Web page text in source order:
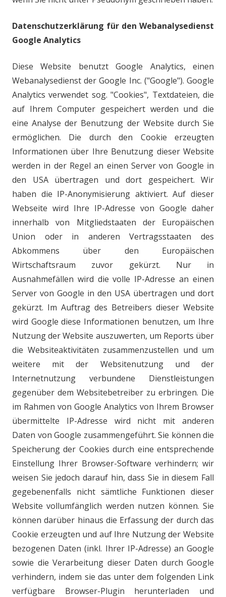
Datenschutzerklärung für den Webanalysedienst
Google Analytics
Diese Website benutzt Google Analytics, einen
Webanalysedienst der Google Inc. ("Google"). Google
Analytics verwendet sog. "Cookies", Textdateien, die
auf Ihrem Computer gespeichert werden und die
eine Analyse der Benutzung der Website durch Sie
ermöglichen. Die durch den Cookie erzeugten
Informationen über Ihre Benutzung dieser Website
werden in der Regel an einen Server von Google in
den USA übertragen und dort gespeichert. Wir
haben die IP-Anonymisierung aktiviert. Auf dieser
Webseite wird Ihre IP-Adresse von Google daher
innerhalb von Mitgliedstaaten der Europäischen
Union oder in anderen Vertragsstaaten des
Abkommens über den Europäischen
Wirtschaftsraum zuvor gekürzt. Nur in
Ausnahmefällen wird die volle IP-Adresse an einen
Server von Google in den USA übertragen und dort
gekürzt. Im Auftrag des Betreibers dieser Website
wird Google diese Informationen benutzen, um Ihre
Nutzung der Website auszuwerten, um Reports über
die Websiteaktivitäten zusammenzustellen und um
weitere mit der Websitenutzung und der
Internetnutzung verbundene Dienstleistungen
gegenüber dem Websitebetreiber zu erbringen. Die
im Rahmen von Google Analytics von Ihrem Browser
übermittelte IP-Adresse wird nicht mit anderen
Daten von Google zusammengeführt. Sie können die
Speicherung der Cookies durch eine entsprechende
Einstellung Ihrer Browser-Software verhindern; wir
weisen Sie jedoch darauf hin, dass Sie in diesem Fall
gegebenenfalls nicht sämtliche Funktionen dieser
Website vollumfänglich werden nutzen können. Sie
können darüber hinaus die Erfassung der durch das
Cookie erzeugten und auf Ihre Nutzung der Website
bezogenen Daten (inkl. Ihrer IP-Adresse) an Google
sowie die Verarbeitung dieser Daten durch Google
verhindern, indem sie das unter dem folgenden Link
verfügbare Browser-Plugin herunterladen und